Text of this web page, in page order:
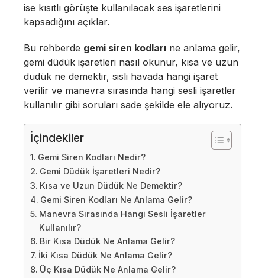
ise kısıtlı görüşte kullanılacak ses işaretlerini
kapsadığını açıklar.
Bu rehberde gemi siren kodları ne anlama gelir,
gemi düdük işaretleri nasıl okunur, kısa ve uzun
düdük ne demektir, sisli havada hangi işaret
verilir ve manevra sırasında hangi sesli işaretler
kullanılır gibi soruları sade şekilde ele alıyoruz.
İçindekiler
Gemi Siren Kodları Nedir?
Gemi Düdük İşaretleri Nedir?
Kısa ve Uzun Düdük Ne Demektir?
Gemi Siren Kodları Ne Anlama Gelir?
Manevra Sırasında Hangi Sesli İşaretler
Kullanılır?
Bir Kısa Düdük Ne Anlama Gelir?
İki Kısa Düdük Ne Anlama Gelir?
Üç Kısa Düdük Ne Anlama Gelir?